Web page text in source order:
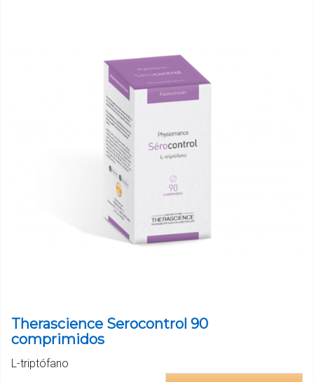
Therascience Serocontrol 90
comprimidos
L-triptófano